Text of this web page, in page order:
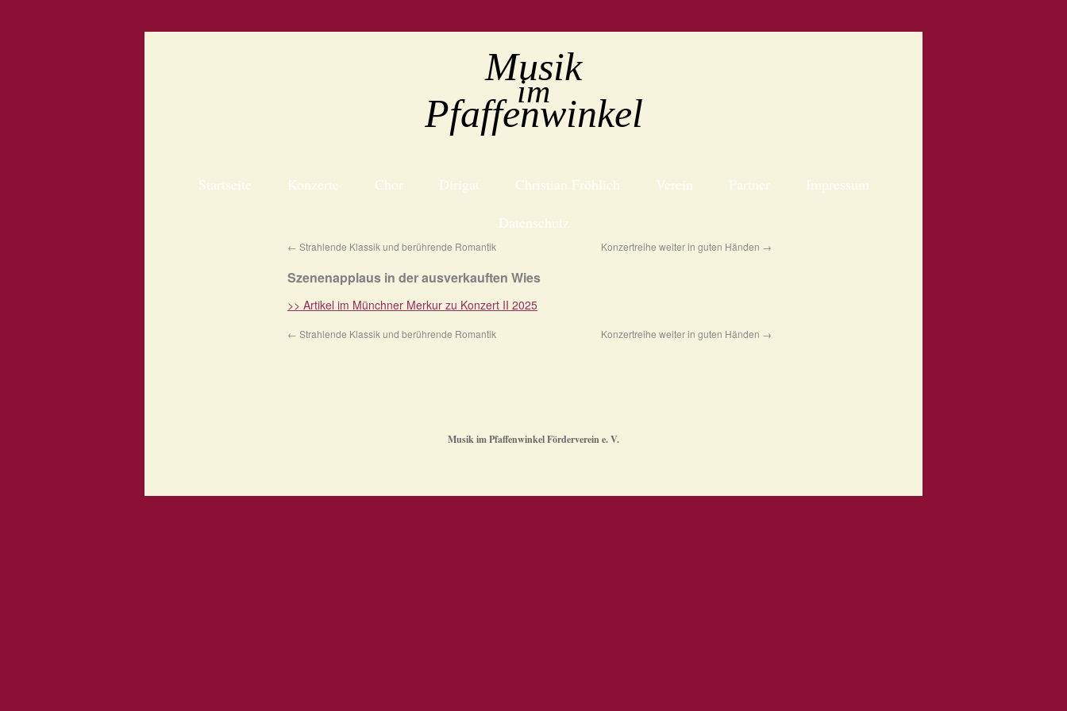
Musik
im
Pfaffenwinkel
Startseite Konzerte Chor Dirigat Christian Fröhlich Verein Partner
Impressum
Datenschutz
← Strahlende Klassik und berührende Romantik Konzertreihe weiter in guten Händen →
Szenenapplaus in der ausverkauften Wies
>> Artikel im Münchner Merkur zu Konzert II 2025
← Strahlende Klassik und berührende Romantik Konzertreihe weiter in guten Händen →
Musik im Pfaffenwinkel Förderverein e. V.